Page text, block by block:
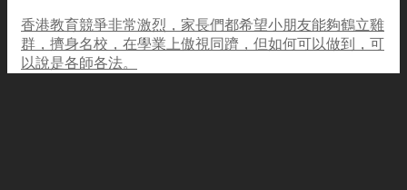
香港教育競爭非常激烈，家長們都希望小朋友能夠鶴立雞
群，擠身名校，在學業上傲視同躋，但如何可以做到，可
以說是各師各法。